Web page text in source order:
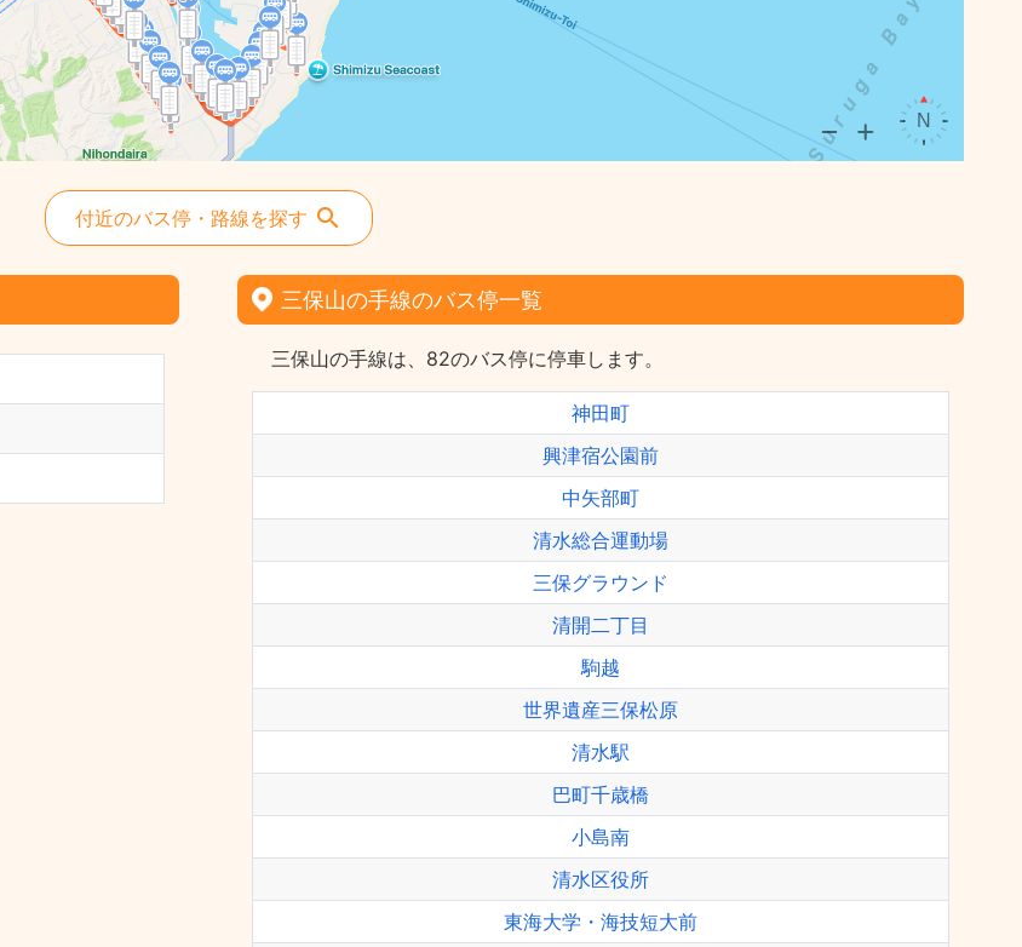
付近のバス停・路線を探す
三保山の手線のバス停一覧
三保山の手線は、82のバス停に停車します。
神田町
興津宿公園前
中矢部町
清水総合運動場
三保グラウンド
清開二丁目
駒越
世界遺産三保松原
清水駅
巴町千歳橋
小島南
清水区役所
東海大学・海技短大前